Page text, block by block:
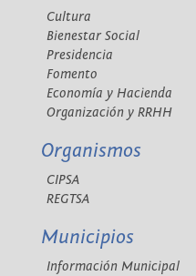
Cultura
Bienestar Social
Presidencia
Fomento
Economía y Hacienda
Organización y RRHH
Organismos
CIPSA
REGTSA
Municipios
Información Municipal